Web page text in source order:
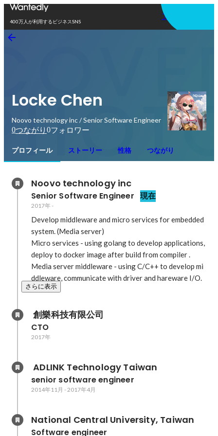
400万人が利用するビジネスSNS
アプリを使う
Locke Chen
Noovo technology inc / Senior Software Engineer
0つながり 0フォロワー
プロフィール ストーリー 性格 つながり
Noovo technology inc
Senior Software Engineer 現在
2017年-
Develop middleware and micro services for embedded
system. (Media server)
Micro services - using golang to develop applications,
deploy to docker image after build from compiler .
Media server middleware - using C/C++ to develop mi
ddleware, communicate with driver and hareware I/O.
さらに表示
創樂科技有限公司
CTO
2017年
ADLINK Technology Taiwan
senior software engineer
2014年11月 -2017年4月
National Central University, Taiwan
Software engineer